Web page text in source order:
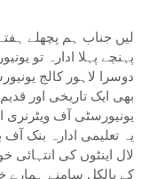
لیں جناب ہم پچھلے
پہنچے پہلا ادارہ تو
دوسرا لاہور کالج
بھی ایک تاریخی اور
یونیورسٹی آف ویٹرنری
یہ تعلیمی ادارہ بنک
لال اینٹوں کی